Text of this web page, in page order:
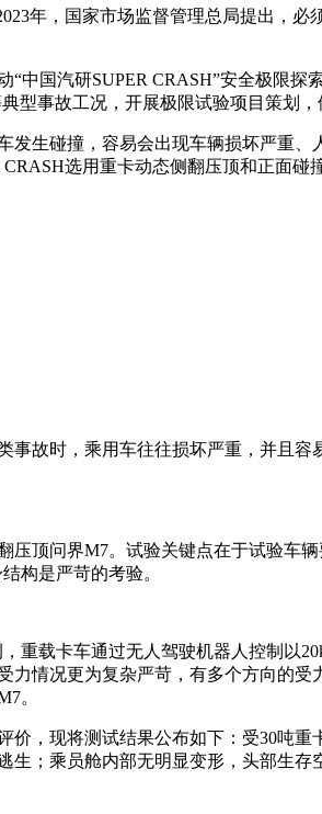
年，国家市场监督管理总局提出，
中国汽研SUPER CRASH”安全极限
型事故工况，开展极限试验项目策划
生碰撞，容易会出现车辆损坏严重
选用重卡动态侧翻压顶和正面
故时，乘用车往往损坏严重，并且
顶问界M7。试验关键点在于试验车
构是严苛的考验。
重载卡车通过无人驾驶机器人控制以
情况更为复杂严苛，有多个方向的
。
，现将测试结果公布如下：受30吨
；乘员舱内部无明显变形，头部生